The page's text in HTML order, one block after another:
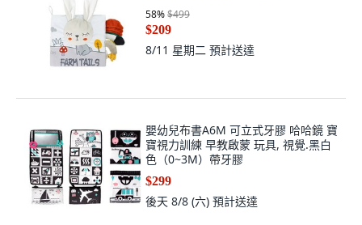
58%$499
$209
8/11 星期二 預計送達
嬰幼兒布書A6M 可立式牙膠 哈哈鏡 寶
寶視力訓練 早教啟蒙 玩具, 視覺.黑白
色（0~3M）帶牙膠
$299
後天 8/8 (六) 預計送達